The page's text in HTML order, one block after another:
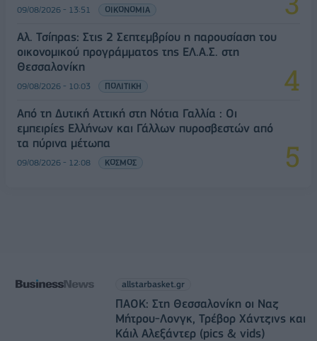
09/08/2026 - 13:51 ΟΙΚΟΝΟΜΙΑ
Αλ. Τσίπρας: Στις 2 Σεπτεμβρίου η παρουσίαση του
οικονομικού προγράμματος της ΕΛ.Α.Σ. στη
Θεσσαλονίκη
09/08/2026 - 10:03 ΠΟΛΙΤΙΚΗ
Από τη Δυτική Αττική στη Νότια Γαλλία : Οι
εμπειρίες Ελλήνων και Γάλλων πυροσβεστών από
τα πύρινα μέτωπα
09/08/2026 - 12:08 ΚΟΣΜΟΣ
allstarbasket.gr
ΠΑΟΚ: Στη Θεσσαλονίκη οι Ναζ
Μήτρου-Λονγκ, Τρέβορ Χάντζινς και
Κάιλ Αλεξάντερ (pics & vids)